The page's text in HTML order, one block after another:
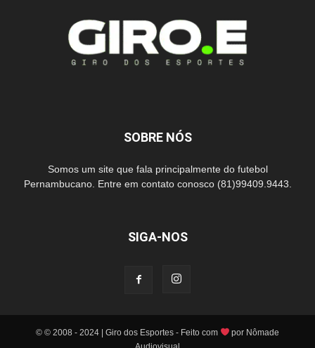
SOBRE NÓS
Somos um site que fala principalmente do futebol
Pernambucano. Entre em contato conosco (81)99409.9443.
SIGA-NOS
© © 2008 - 2024 | Giro dos Esportes - Feito com
por Nômade